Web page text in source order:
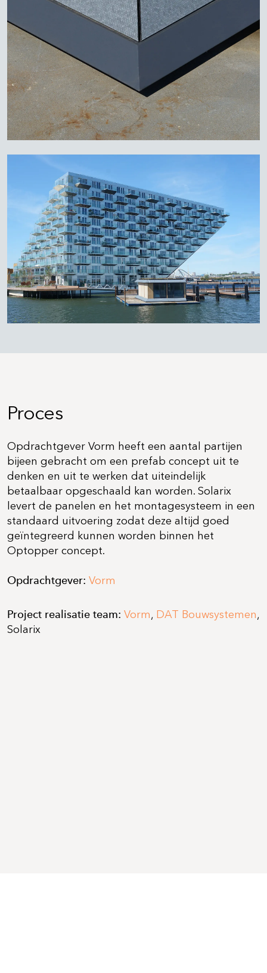
Proces
Opdrachtgever Vorm heeft een aantal partijen
bijeen gebracht om een prefab concept uit te
denken en uit te werken dat uiteindelijk
betaalbaar opgeschaald kan worden. Solarix
levert de panelen en het montagesysteem in een
standaard uitvoering zodat deze altijd goed
geïntegreerd kunnen worden binnen het
Optopper concept.
Opdrachtgever: Vorm
Project realisatie team: Vorm, DAT Bouwsystemen,
Solarix